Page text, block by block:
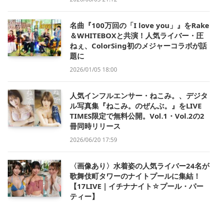
名曲『100万回の「I love you」』をRake
＆WHITEBOXと共演！人気ライバー・圧
ねぇ、ColorSing初のメジャーコラボが話
題に
2026/01/05 18:00
人気インフルエンサー・ねこみ。、デジタ
ル写真集『ねこみ。のぜんぶ。』をLIVE
TIMES限定で無料公開。Vol.1・Vol.2の2
冊同時リリース
2026/06/20 17:59
〈画像あり〉水着姿の人気ライバー24名が
歌舞伎町タワーのナイトプールに集結！
【17LIVE｜イチナナイト☆プール・パー
ティー】